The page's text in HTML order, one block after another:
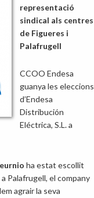
representació
sindical als centres
de Figueres i
Palafrugell
CCOO Endesa
guanya les eleccions
d’Endesa
Distribución
Eléctrica, S.L. a
ha estat escollit
Palafrugell, el company
agrair la seva